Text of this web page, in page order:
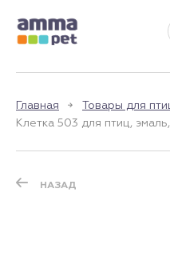
Главная Товары для
Клетка 503 для птиц,
НАЗАД